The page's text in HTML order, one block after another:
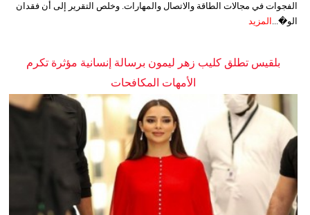
الفجوات في مجالات الطاقة والاتصال والمهارات. وخلص التقرير إلى أن فقدان
الو�... المزيد
بلقيس تطلق كليب زهر ليمون برسالة إنسانية مؤثرة تكرم
الأمهات المكافحات